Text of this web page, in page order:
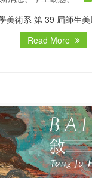
美術系 第 39 屆師生
Read More